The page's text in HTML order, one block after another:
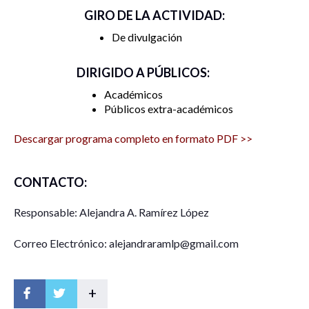
GIRO DE LA ACTIVIDAD:
De divulgación
DIRIGIDO A PÚBLICOS:
Académicos
Públicos extra-académicos
Descargar programa completo en formato PDF >>
CONTACTO:
Responsable: Alejandra A. Ramírez López
Correo Electrónico: alejandraramlp@gmail.com
+